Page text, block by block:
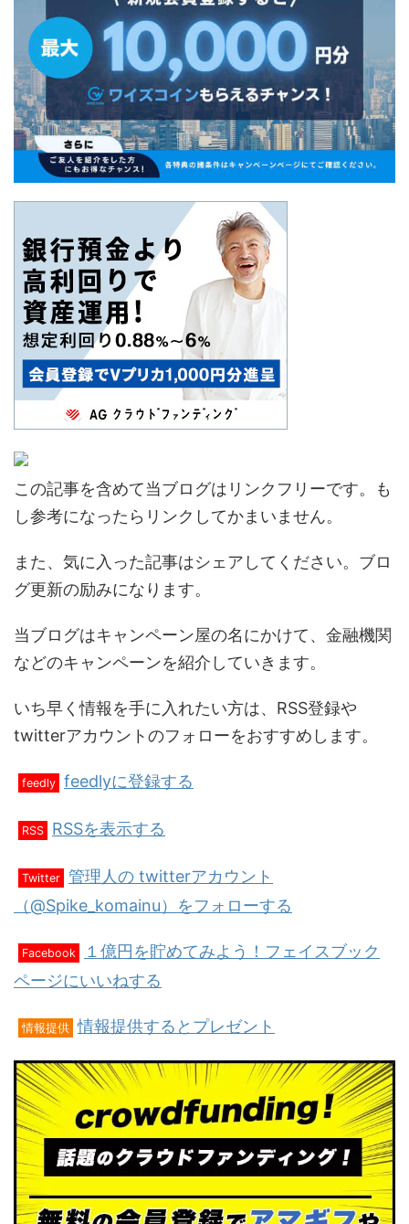
この記事を含めて当ブログはリンクフリーです。も
し参考になったらリンクしてかまいません。
また、気に入った記事はシェアしてください。ブロ
グ更新の励みになります。
当ブログはキャンペーン屋の名にかけて、金融機関
などのキャンペーンを紹介していきます。
いち早く情報を手に入れたい方は、RSS登録や
twitterアカウントのフォローをおすすめします。
feedly feedlyに登録する
RSS RSSを表示する
Twitter 管理人の twitterアカウント
（@Spike_komainu）をフォローする
Facebook
１億円を貯めてみよう！フェイスブック
ページにいいねする
情報提供 情報提供するとプレゼント